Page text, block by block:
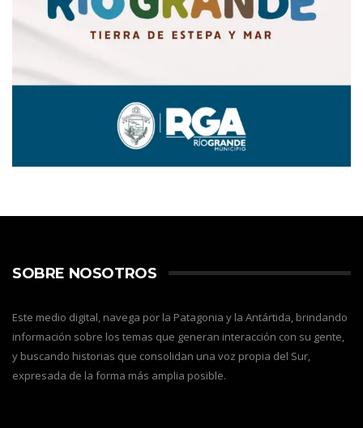
SOBRE NOSOTROS
Este medio digital, navega por la Patagonia y la Antártida, brindando
información sobre los temas que generan interacción con su gente,
y buscando historias que consolidan una voz propia del Sur,
expresada de la forma más amplia posible.